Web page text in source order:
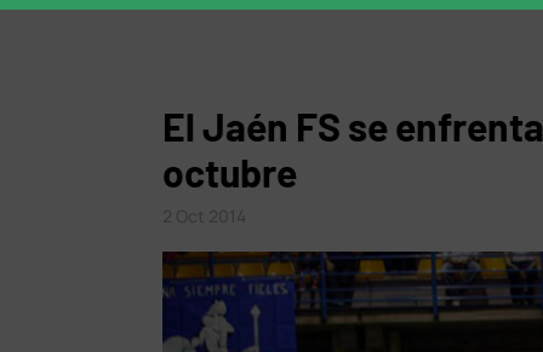
El Jaén FS se
octubre